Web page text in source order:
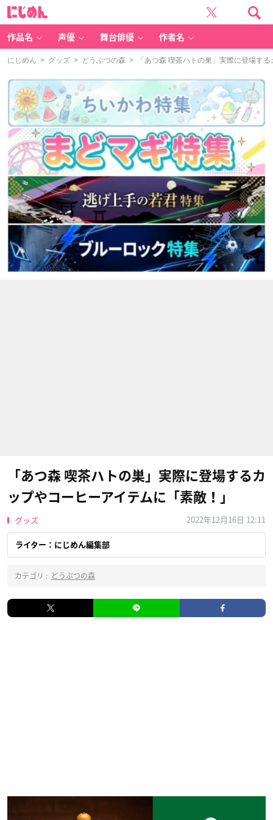
作品名 声優 舞台俳優 作者名
にじめん > グッズ > どうぶつの森 > 「あつ森 喫茶ハトの巣」実際に登場す
「あつ森 喫茶ハトの巣」実際に登場するカ
ップやコーヒーアイテムに「素敵！」
グッズ 2022年12月16日 12:11
ライター：にじめん編集部
カテゴリ : どうぶつの森